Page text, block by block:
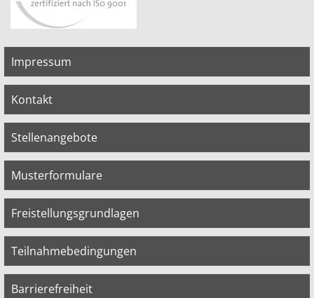
Impressum
Kontakt
Stellenangebote
Musterformulare
Freistellungsgrundlagen
Teilnahmebedingungen
Barrierefreiheit